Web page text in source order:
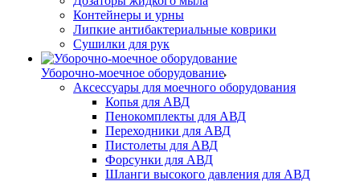
Контейнеры и урны
Липкие антибактериальные коврики
Сушилки для рук
Уборочно-моечное оборудование
Аксессуары для моечного оборудования
Копья для АВД
Пенокомплекты для АВД
Переходники для АВД
Пистолеты для АВД
Форсунки для АВД
Шланги высокого давления для АВД